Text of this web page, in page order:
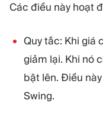
Các điều này hoạt
Quy tắc: Khi giá
giảm lại. Khi nó
bật lên. Điều
Swing.